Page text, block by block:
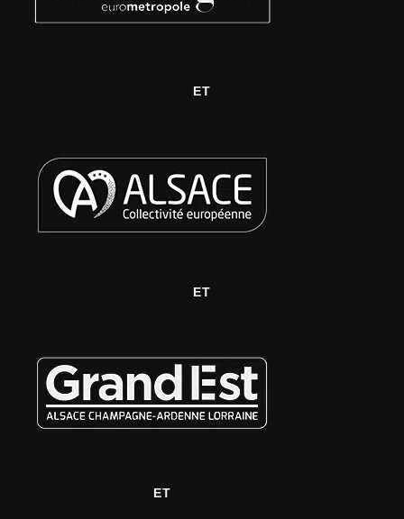
ET
ET
ET